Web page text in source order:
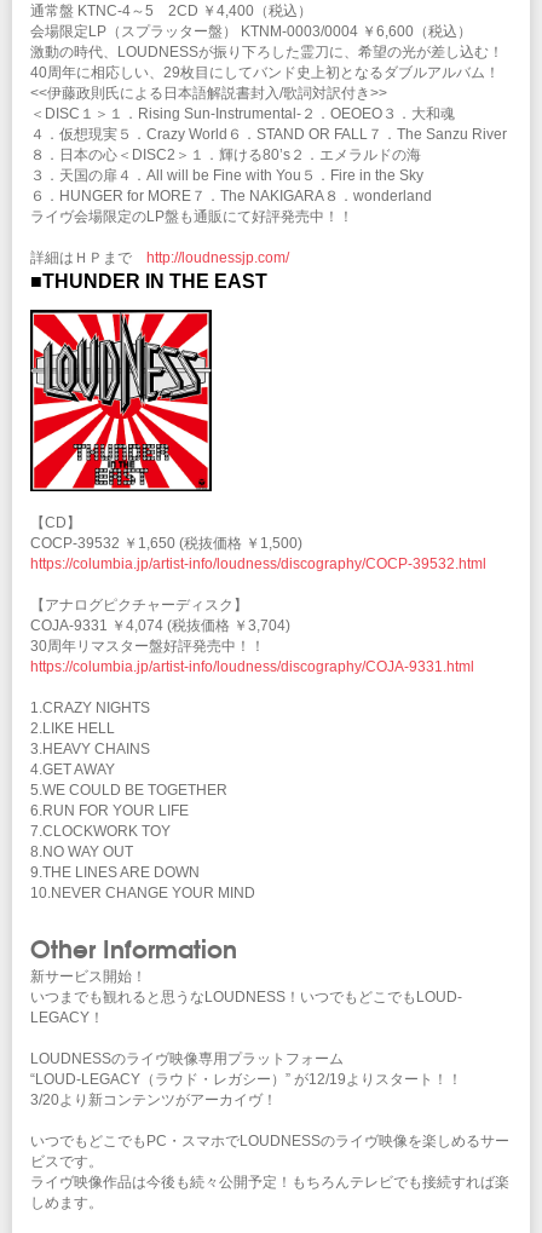
内ツアーにだけでなく数々のイベントにも出演、9月には久々のアジア・ツ
アーを大盛況に終え、2025年は名盤「THUNDER IN THE EAST」40周年の
完全再現ライブツアーを全国ソールドアウトにし、マレーシアで行われた
「ROCK IN THE JUNGLE 2.0」はヘッドライナーで、さらに12月にはイン
ドネシアの「JOGJAROCKARTA 2025」にも出演、アジアでの活動も毎年
定番化してきており、４５周年イヤーはこれまで以上に国内外精力的に活動
していく予定。
Official Site Twitter Facebook
Instagram YouTube
Official Fun Club / LOUD-HEADS
通常盤 KTNC-4～5 2CD ￥4,400（税込）
会場限定LP（スプラッター盤） KTNM-0003/0004 ￥6,600（税込）
激動の時代、LOUDNESSが振り下ろした霊刀に、希望の光が差し込む！
40周年に相応しい、29枚目にしてバンド史上初となるダブルアルバム！
<<伊藤政則氏による日本語解説書封入/歌詞対訳付き>>
＜DISC１＞１．Rising Sun-Instrumental-２．OEOEO３．大和魂
４．仮想現実５．Crazy World６．STAND OR FALL７．The Sanzu River
８．日本の心＜DISC2＞１．輝ける80’s２．エメラルドの海
３．天国の扉４．All will be Fine with You５．Fire in the Sky
６．HUNGER for MORE７．The NAKIGARA８．wonderland
ライヴ会場限定のLP盤も通販にて好評発売中！！
詳細はＨＰまで http://loudnessjp.com/
■THUNDER IN THE EAST
【CD】
COCP-39532 ￥1,650 (税抜価格 ￥1,500)
https://columbia.jp/artist-info/loudness/discography/COCP-39532.html
【アナログピクチャーディスク】
COJA-9331 ￥4,074 (税抜価格 ￥3,704)
30周年リマスター盤好評発売中！！
https://columbia.jp/artist-info/loudness/discography/COJA-9331.html
1.CRAZY NIGHTS
2.LIKE HELL
3.HEAVY CHAINS
4.GET AWAY
5.WE COULD BE TOGETHER
6.RUN FOR YOUR LIFE
7.CLOCKWORK TOY
8.NO WAY OUT
9.THE LINES ARE DOWN
10.NEVER CHANGE YOUR MIND
Other Information
新サービス開始！
いつまでも観れると思うなLOUDNESS！いつでもどこでもLOUD-
LEGACY！
LOUDNESSのライヴ映像専用プラットフォーム
“LOUD-LEGACY（ラウド・レガシー）” が12/19よりスタート！！
3/20より新コンテンツがアーカイヴ！
いつでもどこでもPC・スマホでLOUDNESSのライヴ映像を楽しめるサー
ビスです。
ライヴ映像作品は今後も続々公開予定！もちろんテレビでも接続すれば楽
しめます。